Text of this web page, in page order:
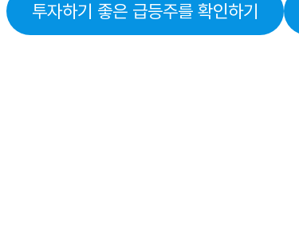
투자하기 좋은 급등주를 확인하기